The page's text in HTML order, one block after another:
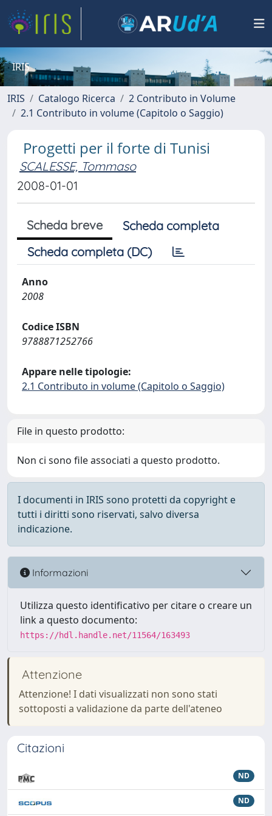
IRIS
IRIS Catalogo Ricerca
2 Contributo in Volume
2.1 Contributo in volume (Capitolo o Saggio)
Progetti per il forte di Tunisi
SCALESSE, Tommaso
2008-01-01
Scheda breve
Scheda completa
Scheda completa (DC)
Anno
2008
Codice ISBN
9788871252766
Appare nelle tipologie:
2.1 Contributo in volume (Capitolo o Saggio)
File in questo prodotto:
Non ci sono file associati a questo prodotto.
I documenti in IRIS sono protetti da copyright e
tutti i diritti sono riservati, salvo diversa
indicazione.
Informazioni
Utilizza questo identificativo per citare o creare un
link a questo documento:
https://hdl.handle.net/11564/163493
Attenzione
Attenzione! I dati visualizzati non sono stati
sottoposti a validazione da parte dell'ateneo
Citazioni
ND
ND